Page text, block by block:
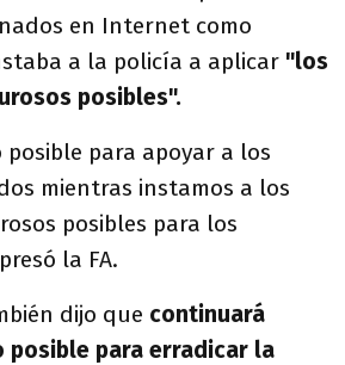
en Internet como
a la policía a aplicar "los
posibles".
para apoyar a los
mientras instamos a los
posibles para los
la FA.
dijo que continuará
posible para erradicar la